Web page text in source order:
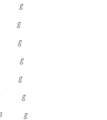
g
g
g
g
6 g
g
g